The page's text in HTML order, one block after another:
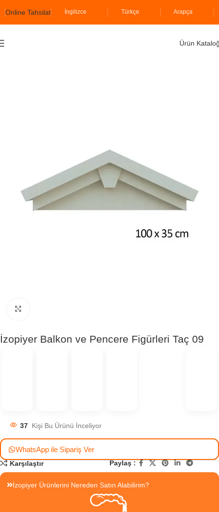
Online Tahsilat İngilizce Türkçe Arapça
Ürün
İzopiyer Balkon ve Pencere Figürleri Taç 09
37 Kişi Bu Ürünü İnceliyor
WhatsApp ile Sipariş Ver
Karşılaştır Paylaş :
İzopiyer Ürünlerini Nereden Satın Alabilirim?